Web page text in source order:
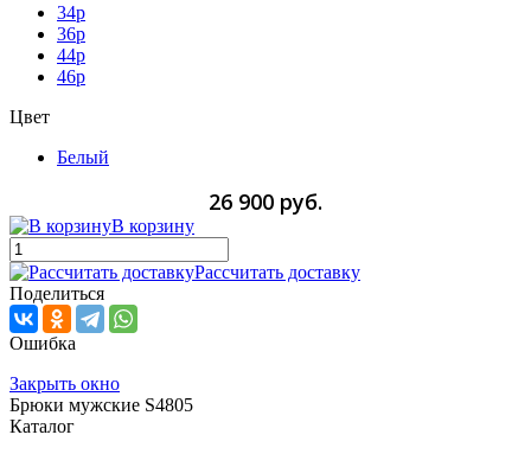
34p
36p
44p
46p
Цвет
Белый
26 900 руб.
В корзину
Рассчитать доставку
Поделиться
Ошибка
Закрыть окно
Брюки мужские S4805
Каталог